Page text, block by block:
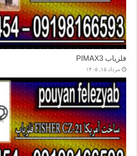
فلزیاب PIMAX3
مرداد ۱۵, ۱۴۰۵